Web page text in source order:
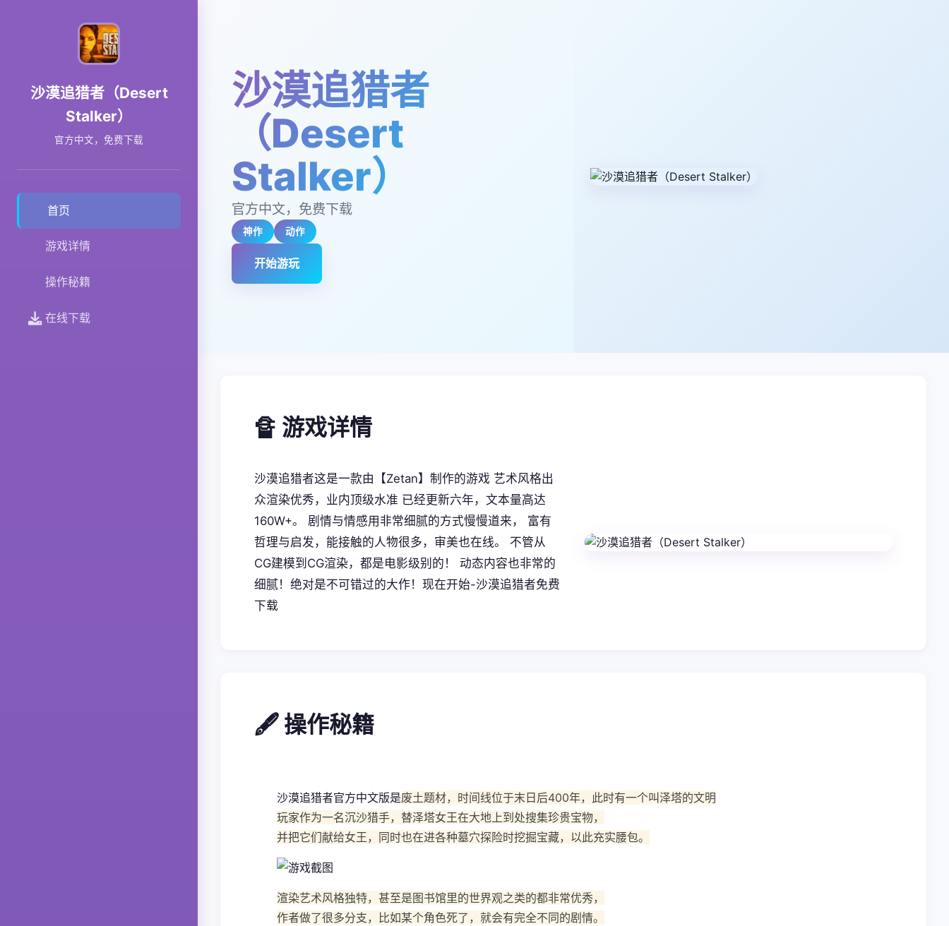
沙漠追猎者（Desert
Stalker）
官方中文，免费下载
首页
游戏详情
操作秘籍
在线下载
沙漠追猎者
（Desert
Stalker）
官方中文，免费下载
神作 动作
开始游玩
🔏 游戏详情
沙漠追猎者这是一款由【Zetan】制作的游戏 艺术风格出
众渲染优秀，业内顶级水准 已经更新六年，文本量高达
160W+。 剧情与情感用非常细腻的方式慢慢道来， 富有
哲理与启发，能接触的人物很多，审美也在线。 不管从
CG建模到CG渲染，都是电影级别的！ 动态内容也非常的
细腻！绝对是不可错过的大作！现在开始-沙漠追猎者免费
下载
🖋️ 操作秘籍
沙漠追猎者官方中文版是废土题材，时间线位于末日后400年，此时有一个叫泽塔的文明
玩家作为一名沉沙猎手，替泽塔女王在大地上到处搜集珍贵宝物，
并把它们献给女王，同时也在进各种墓穴探险时挖掘宝藏，以此充实腰包。
渲染艺术风格独特，甚至是图书馆里的世界观之类的都非常优秀，
作者做了很多分支，比如某个角色死了，就会有完全不同的剧情。